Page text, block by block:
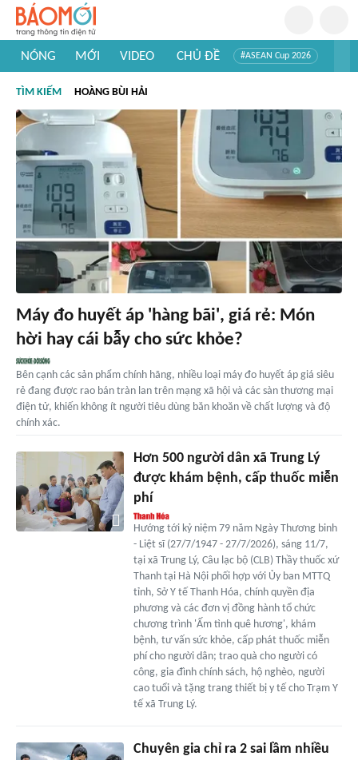
NÓNG MỚI VIDEO CHỦ ĐỀ #ASEAN Cup 2026
#Khám phá thế giới
TÌM KIẾM HOÀNG BÙI HẢI
Máy đo huyết áp 'hàng bãi', giá rẻ: Món
hời hay cái bẫy cho sức khỏe?
Bên cạnh các sản phẩm chính hãng, nhiều loại máy đo huyết áp giá siêu
rẻ đang được rao bán tràn lan trên mạng xã hội và các sàn thương mại
điện tử, khiến không ít người tiêu dùng băn khoăn về chất lượng và độ
chính xác.
Hơn 500 người dân xã Trung Lý
được khám bệnh, cấp thuốc miễn
phí
Hướng tới kỷ niệm 79 năm Ngày Thương binh
- Liệt sĩ (27/7/1947 - 27/7/2026), sáng 11/7,
tại xã Trung Lý, Câu lạc bộ (CLB) Thầy thuốc xứ
Thanh tại Hà Nội phối hợp với Ủy ban MTTQ
tỉnh, Sở Y tế Thanh Hóa, chính quyền địa
phương và các đơn vị đồng hành tổ chức
chương trình 'Ấm tình quê hương', khám
bệnh, tư vấn sức khỏe, cấp phát thuốc miễn
phí cho người dân; trao quà cho người có
công, gia đình chính sách, hộ nghèo, người
cao tuổi và tặng trang thiết bị y tế cho Trạm Y
tế xã Trung Lý.
Chuyên gia chỉ ra 2 sai lầm nhiều